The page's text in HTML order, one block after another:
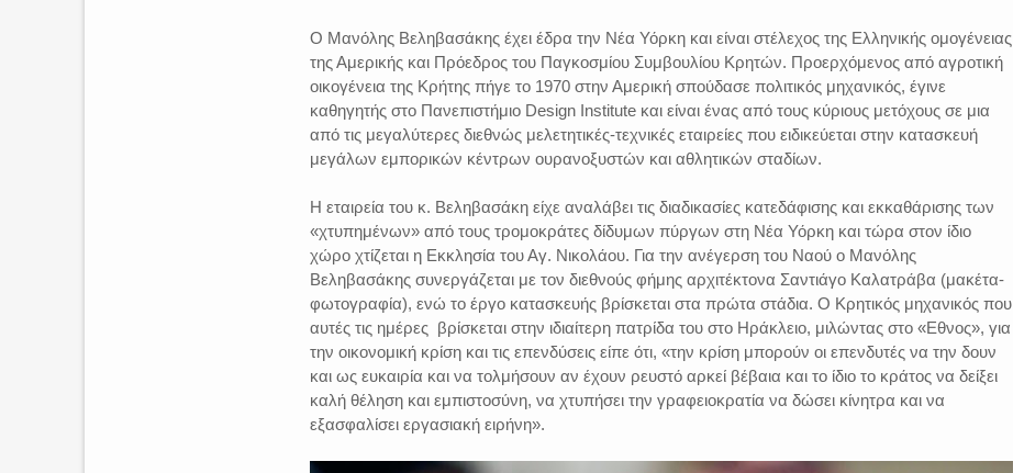
Ο Μανόλης Βεληβασάκης έχει έδρα την Νέα Υόρκη και είναι στέλεχος της Ελληνικής ομογένειας
της Αμερικής και Πρόεδρος του Παγκοσμίου Συμβουλίου Κρητών. Προερχόμενος από αγροτική
οικογένεια της Κρήτης πήγε το 1970 στην Αμερική σπούδασε πολιτικός μηχανικός, έγινε
καθηγητής στο Πανεπιστήμιο Design Institute και είναι ένας από τους κύριους μετόχους σε μια
από τις μεγαλύτερες διεθνώς μελετητικές-τεχνικές εταιρείες που ειδικεύεται στην κατασκευή
μεγάλων εμπορικών κέντρων ουρανοξυστών και αθλητικών σταδίων.
Η εταιρεία του κ. Βεληβασάκη είχε αναλάβει τις διαδικασίες κατεδάφισης και εκκαθάρισης των
«χτυπημένων» από τους τρομοκράτες δίδυμων πύργων στη Νέα Υόρκη και τώρα στον ίδιο
χώρο χτίζεται η Εκκλησία του Αγ. Νικολάου. Για την ανέγερση του Ναού ο Μανόλης
Βεληβασάκης συνεργάζεται με τον διεθνούς φήμης αρχιτέκτονα Σαντιάγο Καλατράβα (μακέτα-
φωτογραφία), ενώ το έργο κατασκευής βρίσκεται στα πρώτα στάδια. Ο Κρητικός μηχανικός που
αυτές τις ημέρες βρίσκεται στην ιδιαίτερη πατρίδα του στο Ηράκλειο, μιλώντας στο «Εθνος», για
την οικονομική κρίση και τις επενδύσεις είπε ότι, «την κρίση μπορούν οι επενδυτές να την δουν
και ως ευκαιρία και να τολμήσουν αν έχουν ρευστό αρκεί βέβαια και το ίδιο το κράτος να δείξει
καλή θέληση και εμπιστοσύνη, να χτυπήσει την γραφειοκρατία να δώσει κίνητρα και να
εξασφαλίσει εργασιακή ειρήνη».